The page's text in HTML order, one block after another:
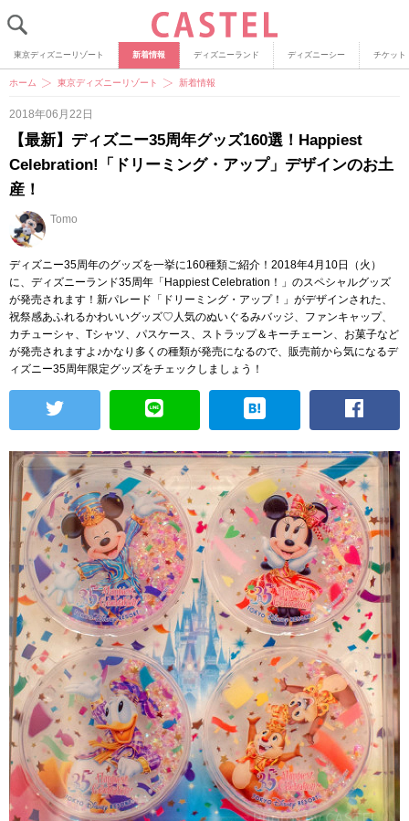
東京ディズニーリゾート 新着情報 ディズニーランド ディズニーシー チケット
ホーム 東京ディズニーリゾート 新着情報
2018年06月22日
【最新】ディズニー35周年グッズ160選！Happiest
Celebration!「ドリーミング・アップ」デザインのお土
産！
Tomo
ディズニー35周年のグッズを一挙に160種類ご紹介！2018年4月10日（火）
に、ディズニーランド35周年「Happiest Celebration！」のスペシャルグッズ
が発売されます！新パレード「ドリーミング・アップ！」がデザインされた、
祝祭感あふれるかわいいグッズ♡人気のぬいぐるみバッジ、ファンキャップ、
カチューシャ、Tシャツ、パスケース、ストラップ＆キーチェーン、お菓子など
が発売されますよ♪かなり多くの種類が発売になるので、販売前から気になるデ
ィズニー35周年限定グッズをチェックしましょう！